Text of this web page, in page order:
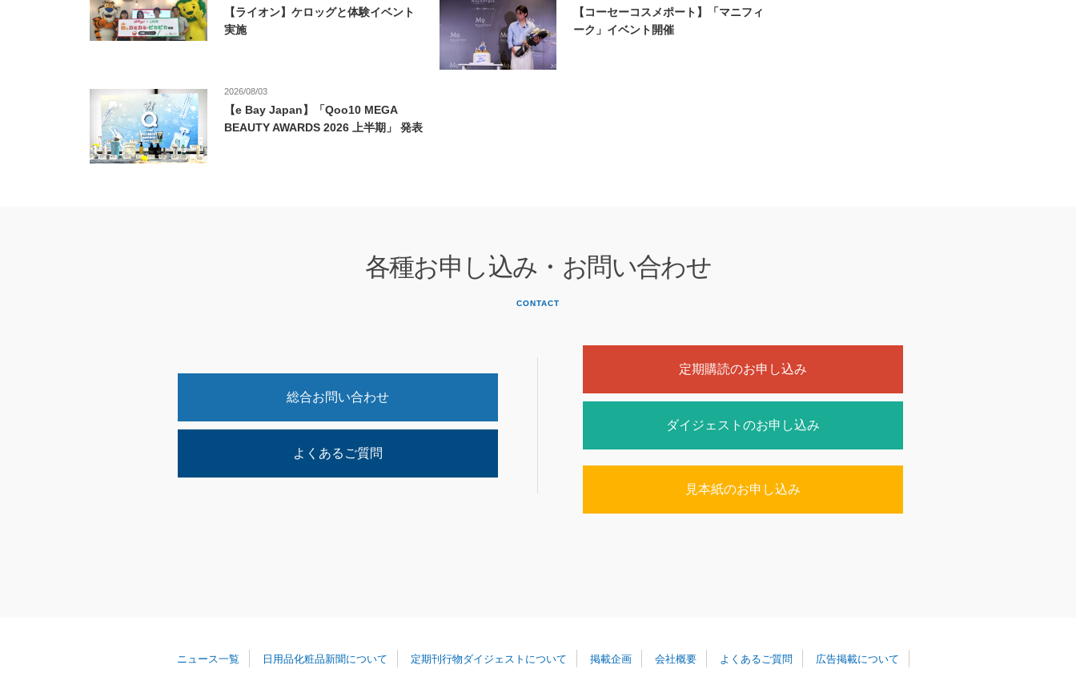
【ライオン】ケロッグと体験イベント
実施
【コーセーコスメポート】「マニフィ
ーク」イベント開催
2026/08/03
【e Bay Japan】「Qoo10 MEGA
BEAUTY AWARDS 2026 上半期」 発表
各種お申し込み・お問い合わせ
CONTACT
総合お問い合わせ
よくあるご質問
定期購読のお申し込み
ダイジェストのお申し込み
見本紙のお申し込み
ニュース一覧 日用品化粧品新聞について 定期刊行物ダイジェストについて 掲載企画 会社概要 よくあるご質問 広告掲載について